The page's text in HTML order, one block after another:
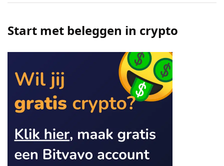
Start met beleggen in crypto